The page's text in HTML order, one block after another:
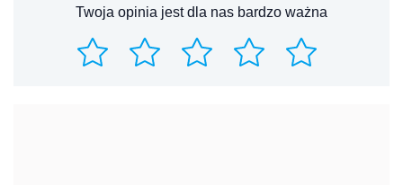
Twoja opinia jest dla nas bardzo ważna